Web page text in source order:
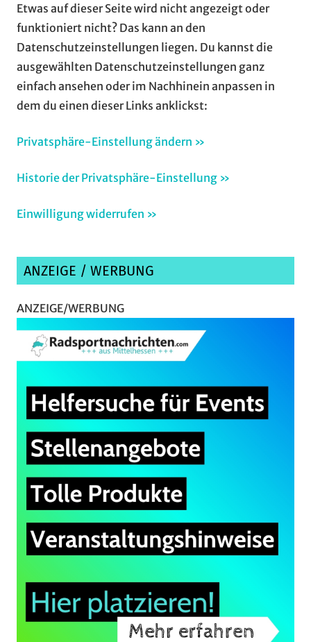
Etwas auf dieser Seite wird nicht angezeigt oder
funktioniert nicht? Das kann an den
Datenschutzeinstellungen liegen. Du kannst die
ausgewählten Datenschutzeinstellungen ganz
einfach ansehen oder im Nachhinein anpassen in
dem du einen dieser Links anklickst:
Privatsphäre-Einstellung ändern »
Historie der Privatsphäre-Einstellung »
Einwilligung widerrufen »
ANZEIGE / WERBUNG
ANZEIGE/WERBUNG